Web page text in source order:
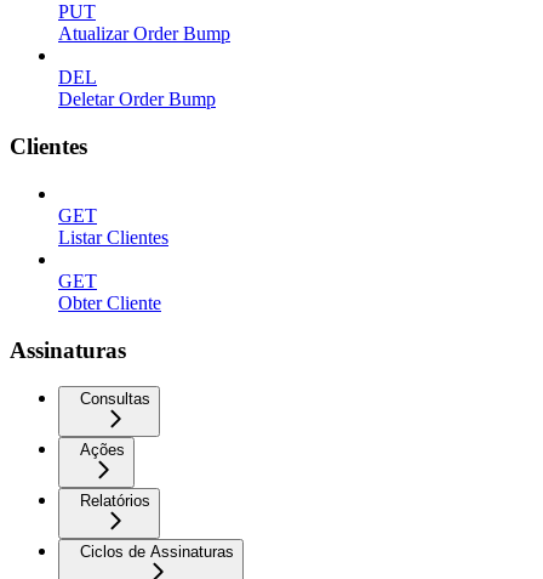
PUT
Atualizar Order Bump
DEL
Deletar Order Bump
Clientes
GET
Listar Clientes
GET
Obter Cliente
Assinaturas
Consultas
Ações
Relatórios
Ciclos de Assinaturas